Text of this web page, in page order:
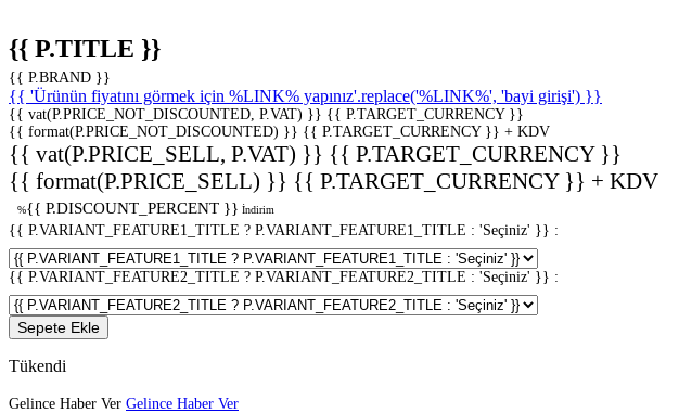
{{ P.TITLE }}
{{ P.BRAND }}
{{ 'Ürünün fiyatını görmek için %LINK% yapınız'.replace('%LINK%', 'bayi girişi') }}
{{ vat(P.PRICE_NOT_DISCOUNTED, P.VAT) }} {{ P.TARGET_CURRENCY }}
{{ format(P.PRICE_NOT_DISCOUNTED) }} {{ P.TARGET_CURRENCY }} + KDV
{{ vat(P.PRICE_SELL, P.VAT) }} {{ P.TARGET_CURRENCY }}
{{ format(P.PRICE_SELL) }} {{ P.TARGET_CURRENCY }} + KDV
%{{ P.DISCOUNT_PERCENT }} İndirim
{{ P.VARIANT_FEATURE1_TITLE ? P.VARIANT_FEATURE1_TITLE : 'Seçiniz' }} :
{{ P.VARIANT_FEATURE2_TITLE ? P.VARIANT_FEATURE2_TITLE : 'Seçiniz' }} :
Sepete Ekle
Tükendi
Gelince Haber Ver Gelince Haber Ver